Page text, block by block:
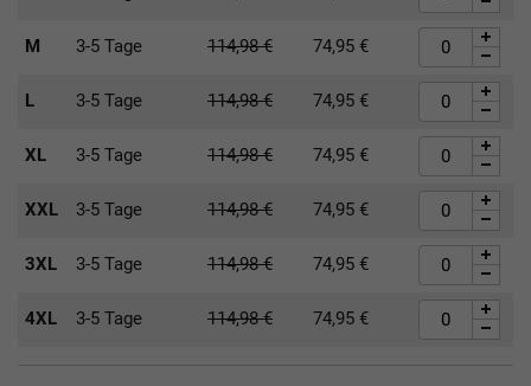
M 3-5 Tage 114,98€ 74,95 €
L 3-5 Tage 114,98€ 74,95 €
XL 3-5 Tage 114,98€ 74,95 €
XXL 3-5 Tage 114,98€ 74,95 €
3XL 3-5 Tage 114,98€ 74,95 €
4XL 3-5 Tage 114,98€ 74,95 €